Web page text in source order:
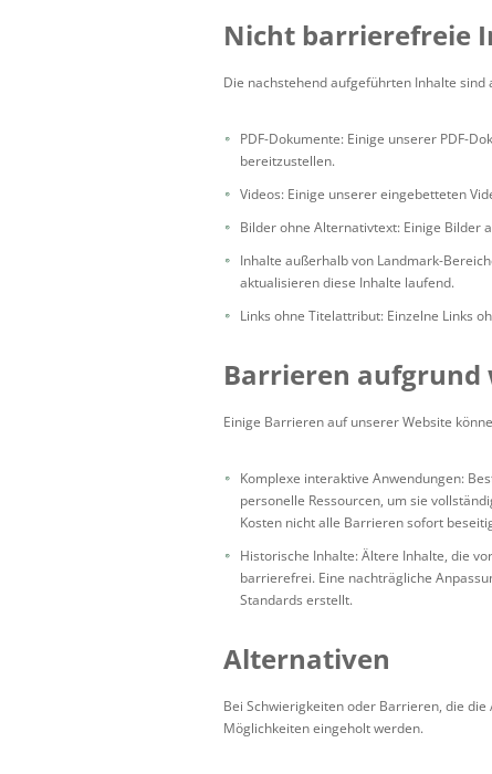
Nicht barrierefreie
Die nachstehend aufgeführten Inhalte
PDF-Dokumente: Einige unserer PDF-
bereitzustellen.
Videos: Einige unserer eingebetteten
Bilder ohne Alternativtext: Einige Bilder
Inhalte außerhalb von Landmark-
aktualisieren diese Inhalte laufend.
Links ohne Titelattribut: Einzelne Links
Barrieren
Einige Barrieren auf unserer Website
Komplexe interaktive Anwendungen:
personelle Ressourcen, um sie
Kosten nicht alle Barrieren sofort
Historische Inhalte: Ältere Inhalte, die
barrierefrei. Eine nachträgliche
Standards erstellt.
Alternativen
Bei Schwierigkeiten oder Barrieren, die
Möglichkeiten eingeholt werden.